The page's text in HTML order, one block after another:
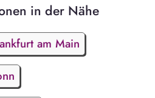
in der Nähe
am Main